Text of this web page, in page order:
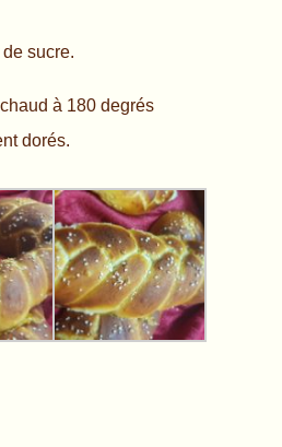
sucre.
à 180 degrés
dorés.